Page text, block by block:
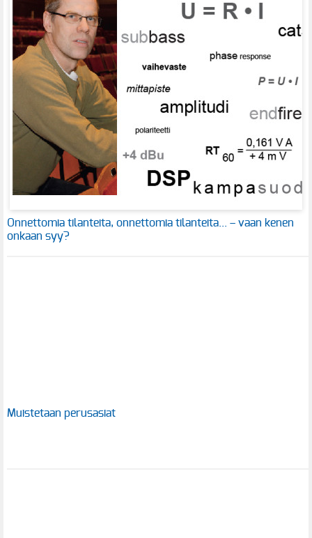
Onnettomia tilanteita, onnettomia tilanteita... – vaan kenen
onkaan syy?
Muistetaan perusasiat